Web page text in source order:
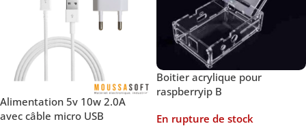
Alimentation 5v 10w 2.0A
avec câble micro USB
Boitier acrylique pour
raspberryip B
En rupture de stock